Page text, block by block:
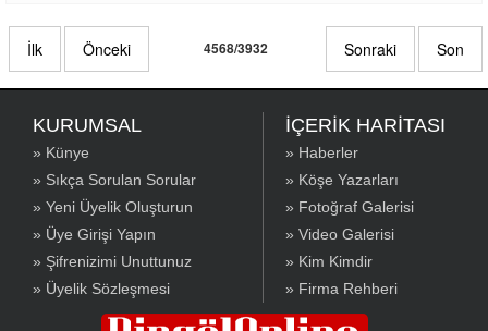
İlk Önceki 4568/3932 Sonraki Son
KURUMSAL
» Künye
» Sıkça Sorulan Sorular
» Yeni Üyelik Oluşturun
» Üye Girişi Yapın
» Şifrenizimi Unuttunuz
» Üyelik Sözleşmesi
İÇERİK HARİTASI
» Haberler
» Köşe Yazarları
» Fotoğraf Galerisi
» Video Galerisi
» Kim Kimdir
» Firma Rehberi